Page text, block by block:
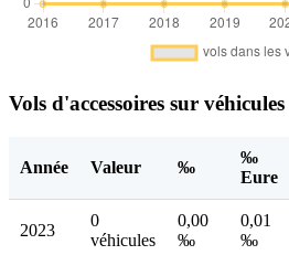
Vols d'accessoires sur véhicules
Année Valeur ‰
‰
Eure
2023
0
véhicules
0,00
‰
0,01
‰